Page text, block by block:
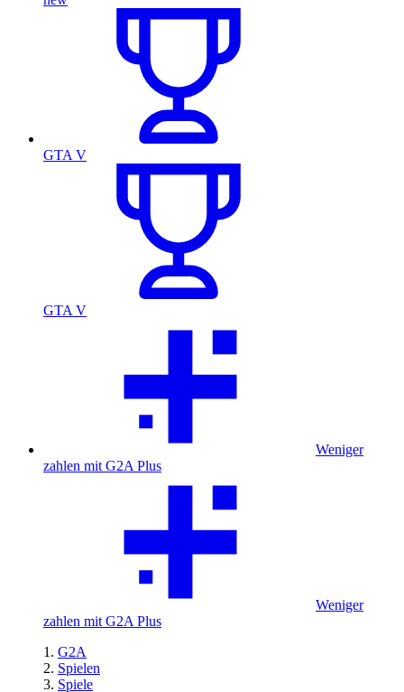
GTA V
GTA V
Weniger
zahlen mit G2A Plus
Weniger
zahlen mit G2A Plus
G2A
Spielen
Spiele